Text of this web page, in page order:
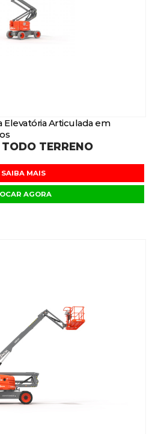
Elevatória Articulada em
TERRENO
SAIBA MAIS
AGORA